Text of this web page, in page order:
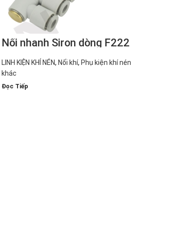
Nối nhanh Siron dòng F222
LINH KIỆN KHÍ NÉN, Nối khí, Phụ kiện khí nén
khác
Đọc Tiếp